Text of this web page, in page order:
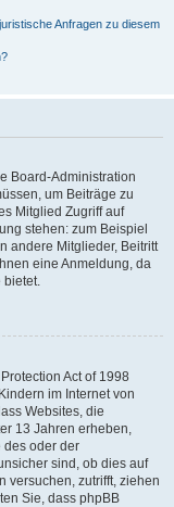
Anfragen zu diesem
Board-Administration
um Beiträge zu
Mitglied Zugriff auf
stehen: zum Beispiel
andere Mitglieder, Beitritt
eine Anmeldung, da
bietet.
Act of 1998
im Internet von
Websites, die
13 Jahren erheben,
des oder der
sind, ob dies auf
versuchen, zutrifft, ziehen
Sie, dass phpBB